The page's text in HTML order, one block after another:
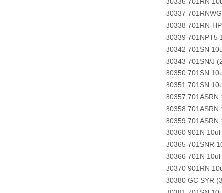
80337
80338 701RN-
80339 701NPT5
80342 701SN
80343 701SN/J
80350 701SN
80351 701SN
80357 701ASRN
80358 701ASRN
80359 701ASRN
80360 901N 10ul
80365 701SNR
80366 701N 10ul
80370 901RN
80380 GC SYR